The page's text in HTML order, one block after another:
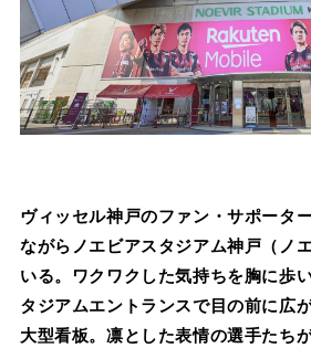
ヴィッセル神戸のファン・サポータ
ながらノエビアスタジアム神戸（ノ
いる。ワクワクした気持ちを胸に歩
タジアムエントランスで目の前に広
大型看板。凛とした表情の選手たち